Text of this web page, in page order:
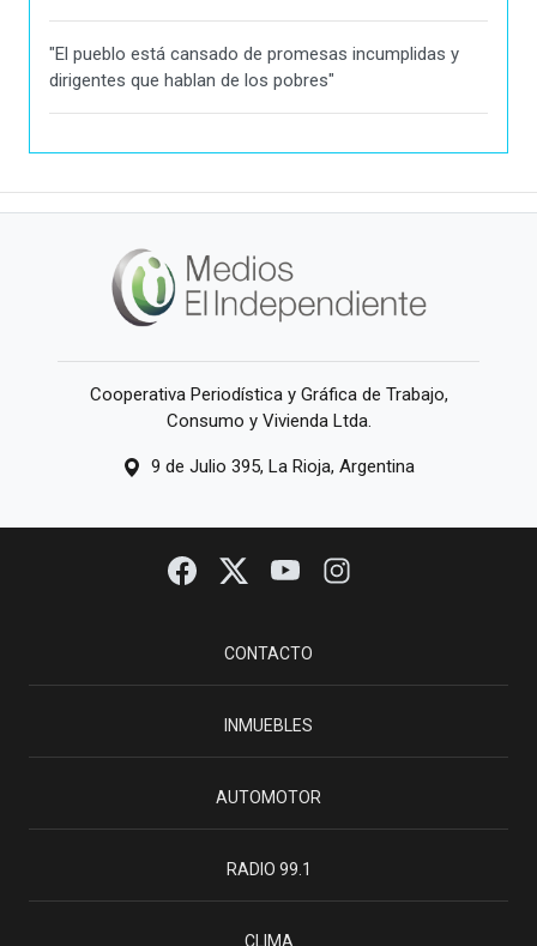
"El pueblo está cansado de promesas incumplidas y
dirigentes que hablan de los pobres"
Cooperativa Periodística y Gráfica de Trabajo,
Consumo y Vivienda Ltda.
9 de Julio 395, La Rioja, Argentina
CONTACTO
INMUEBLES
AUTOMOTOR
RADIO 99.1
CLIMA